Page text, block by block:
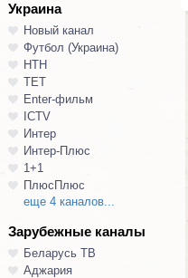
Украина
Новый канал
Футбол (Украина)
НТН
ТЕТ
Enter-фильм
ICTV
Интер
Интер-Плюс
1+1
ПлюсПлюс
еще 4 каналов...
Зарубежные каналы
Беларусь ТВ
Аджария